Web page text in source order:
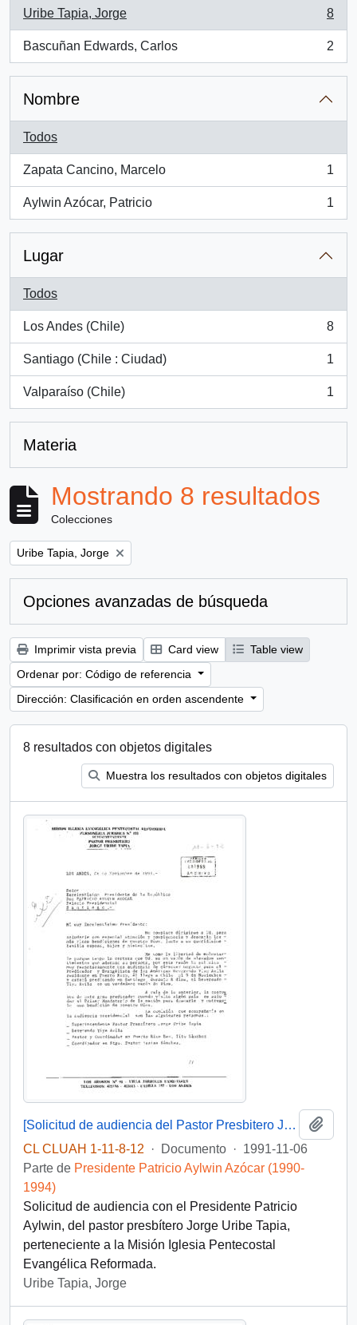
Uribe Tapia, Jorge
, 8 resultados
8
Bascuñan Edwards, Carlos
, 2 resultados
2
Nombre
Todos
Zapata Cancino, Marcelo
, 1 resultados
1
Aylwin Azócar, Patricio
, 1 resultados
1
Lugar
Todos
Los Andes (Chile)
, 8 resultados
8
Santiago (Chile : Ciudad)
, 1 resultados
1
Valparaíso (Chile)
, 1 resultados
1
Materia
Mostrando 8 resultados
Colecciones
Remove filter:
Uribe Tapia, Jorge
Opciones avanzadas de búsqueda
Imprimir vista previa Card view
Table view
Ordenar por: Código de referencia
Dirección: Clasificación en orden ascendente
8 resultados con objetos digitales
Muestra los resultados con objetos digitales
[Solicitud de audiencia del Pastor Presbitero Jorge Uribe Tapia]
CL CLUAH 1-11-8-12
· Documento · 1991-11-06
Parte de Presidente Patricio Aylwin Azócar (1990-
1994)
Solicitud de audiencia con el Presidente Patricio
Aylwin, del pastor presbítero Jorge Uribe Tapia,
perteneciente a la Misión Iglesia Pentecostal
Evangélica Reformada.
Uribe Tapia, Jorge